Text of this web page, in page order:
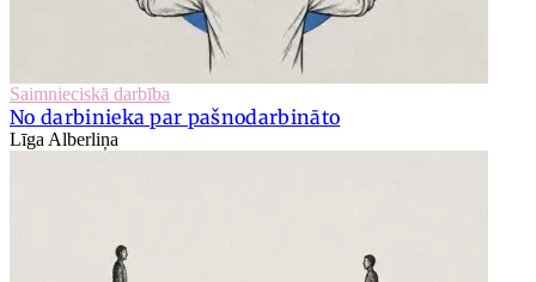
Saimnieciskā darbība
No darbinieka par pašnodarbināto
Līga Alberliņa